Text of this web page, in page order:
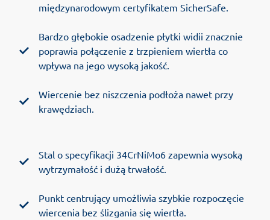
międzynarodowym certyfikatem SicherSafe.
Bardzo głębokie osadzenie płytki widii znacznie
poprawia połączenie z trzpieniem wiertła co
wpływa na jego wysoką jakość.
Wiercenie bez niszczenia podłoża nawet przy
krawędziach.
Stal o specyfikacji 34CrNiMo6 zapewnia wysoką
wytrzymałość i dużą trwałość.
Punkt centrujący umożliwia szybkie rozpoczęcie
wiercenia bez ślizgania się wiertła.